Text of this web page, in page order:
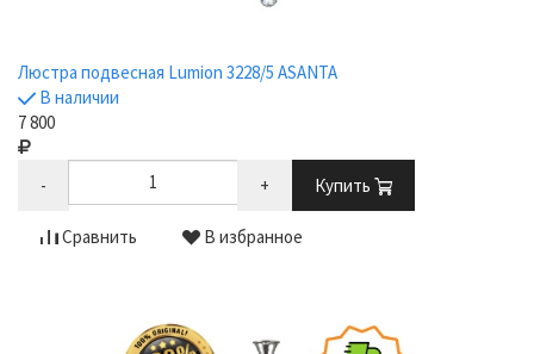
Люстра подвесная Lumion 3228/5 ASANTA
В наличии
7 800
- + Купить
Сравнить В избранное